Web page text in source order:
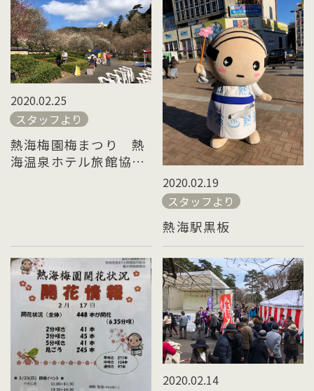
2020.02.25
スタッフより
熱海梅園梅まつり 熱
海温泉ホテル旅館協同
2020.02.19
スタッフより
熱海駅黒板
2020.02.14